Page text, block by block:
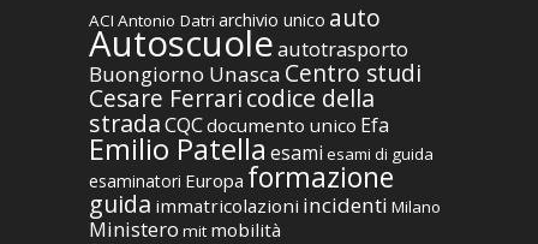
ACI Antonio Datri archivio unico auto
Autoscuoleautotrasporto
Buongiorno Unasca Centro studi
Cesare Ferraricodice della
stradaCQCdocumento unico Efa
Emilio Patella esami esami di guida
esaminatori Europa formazione
guida immatricolazioni incidenti Milano
Ministero mit mobilità